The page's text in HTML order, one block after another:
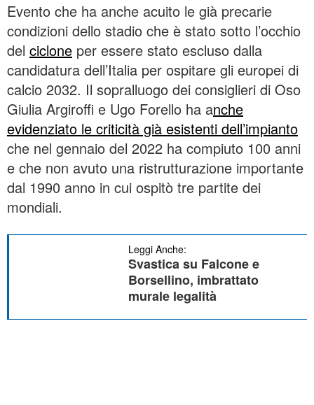
Evento che ha anche acuito le già precarie
condizioni dello stadio che è stato sotto l’occhio
del ciclone per essere stato escluso dalla
candidatura dell’Italia per ospitare gli europei di
calcio 2032. Il sopralluogo dei consiglieri di Oso
Giulia Argiroffi e Ugo Forello ha anche
evidenziato le criticità già esistenti dell’impianto
che nel gennaio del 2022 ha compiuto 100 anni
e che non avuto una ristrutturazione importante
dal 1990 anno in cui ospitò tre partite dei
mondiali.
Leggi Anche:
Svastica su Falcone e
Borsellino, imbrattato
murale legalità